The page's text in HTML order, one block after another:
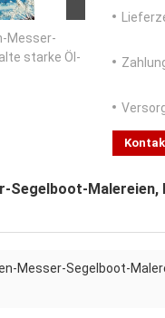
Messer-
starke Öl-
Malereien,
Messer-Segelboot-